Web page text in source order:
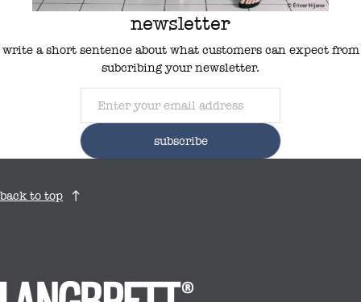
newsletter
write a short sentence about what customers can expect from
subcribing your newsletter.
subscribe
back to top